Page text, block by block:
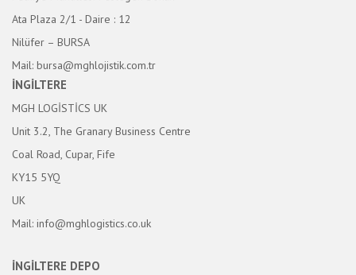
Ata Plaza 2/1 - Daire : 12
Nilüfer – BURSA
Mail: bursa@mghlojistik.com.tr
İNGİLTERE
MGH LOGİSTİCS UK
Unit 3.2, The Granary Business Centre
Coal Road, Cupar, Fife
KY15 5YQ
UK
Mail: info@mghlogistics.co.uk
İNGİLTERE DEPO